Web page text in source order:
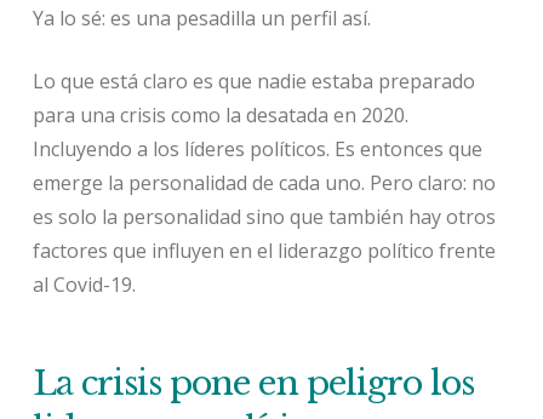
Ya lo sé: es una pesadilla un perfil así.
Lo que está claro es que nadie estaba preparado
para una crisis como la desatada en 2020.
Incluyendo a los líderes políticos. Es entonces que
emerge la personalidad de cada uno. Pero claro: no
es solo la personalidad sino que también hay otros
factores que influyen en el liderazgo político frente
al Covid-19.
La crisis pone en peligro los